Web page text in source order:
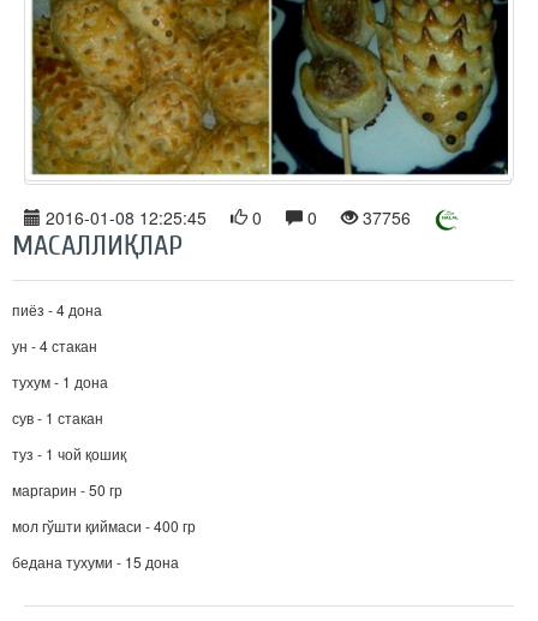
2016-01-08 12:25:45 0 0 37756
МАСАЛЛИҚЛАР
пиёз - 4 дона
ун - 4 стакан
тухум - 1 дона
сув - 1 стакан
туз - 1 чой қошиқ
маргарин - 50 гр
мол гўшти қиймаси - 400 гр
бедана тухуми - 15 дона